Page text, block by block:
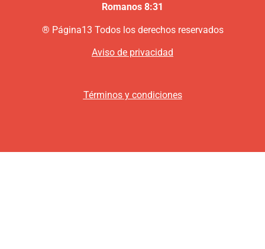
Romanos 8:31
® Página13 Todos los derechos reservados
Aviso de privacidad
Términos y condiciones